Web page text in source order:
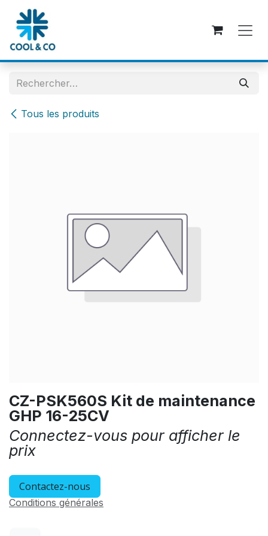
Se rendre au contenu
Tous les produits
CZ-PSK560S Kit de maintenance
GHP 16-25CV
Connectez-vous pour afficher le
prix
Contactez-nous
Conditions générales